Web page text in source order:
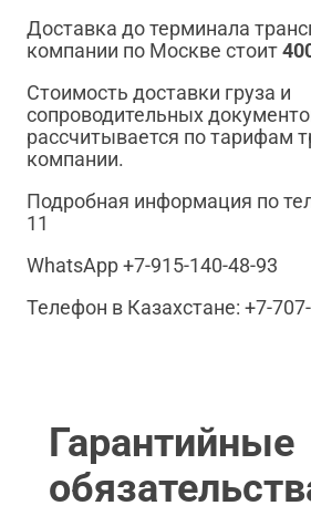
Доставка до терминала
компании по Москве стоит
Стоимость доставки груза и
сопроводительных
рассчитывается по тарифам
компании.
Подробная информация по
11
WhatsApp +7-915-140-48-93
Телефон в Казахстане: +7-
Гарантийные